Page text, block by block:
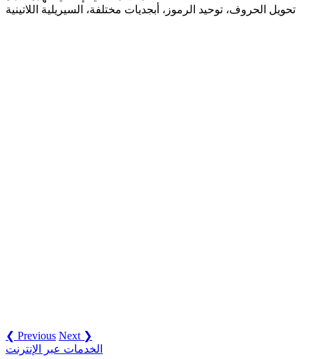
تحويل الحروف، توحيد الرموز، أبجديات مختلفة، السيريلية اللاتينية
❮ Previous Next ❯
الخدمات عبر الإنترنت